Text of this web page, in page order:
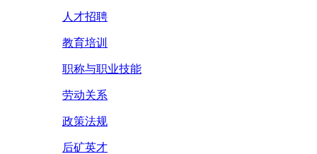
人才招聘
教育培训
职称与职业技能
劳动关系
政策法规
后矿英才